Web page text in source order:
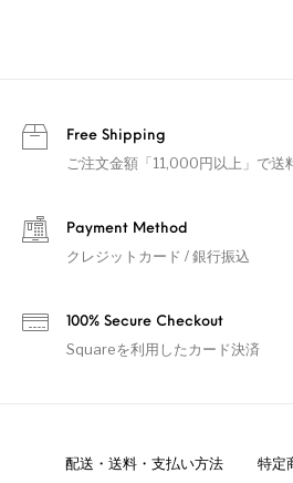
Free Shipping
ご注文金額「11,000円以上」で送
Payment Method
クレジットカード / 銀行振込
100% Secure Checkout
Squareを利用したカード決済
配送・送料・支払い方法
特定